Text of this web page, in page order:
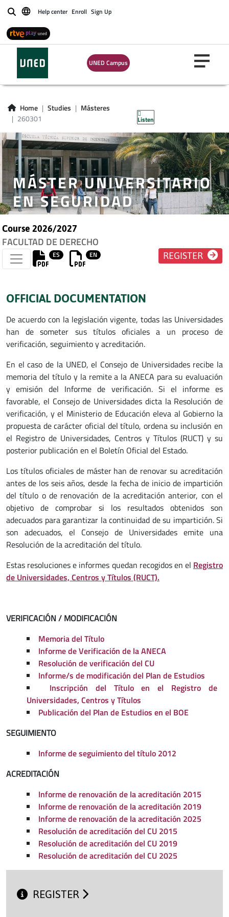
BuscarHelp center Enroll Sign Up
UNED Campus
Home Studies
Másteres
260301
Listen
MÁSTER UNIVERSITARIO
EN SEGURIDAD
Course 2026/2027
FACULTAD DE DERECHO
ES EN REGISTER
OFFICIAL DOCUMENTATION
De acuerdo con la legislación vigente, todas las Universidades
han de someter sus títulos oficiales a un proceso de
verificación, seguimiento y acreditación.
En el caso de la UNED, el Consejo de Universidades recibe la
memoria del título y la remite a la ANECA para su evaluación
y emisión del Informe de verificación. Si el informe es
favorable, el Consejo de Universidades dicta la Resolución de
verificación, y el Ministerio de Educación eleva al Gobierno la
propuesta de carácter oficial del título, ordena su inclusión en
el Registro de Universidades, Centros y Títulos (RUCT) y su
posterior publicación en el Boletín Oficial del Estado.
Los títulos oficiales de máster han de renovar su acreditación
antes de los seis años, desde la fecha de inicio de impartición
del título o de renovación de la acreditación anterior, con el
objetivo de comprobar si los resultados obtenidos son
adecuados para garantizar la continuidad de su impartición. Si
son adecuados, el Consejo de Universidades emite una
Resolución de la acreditación del título.
Estas resoluciones e informes quedan recogidos en el Registro
de Universidades, Centros y Títulos (RUCT).
VERIFICACIÓN / MODIFICACIÓN
Memoria del Título
Informe de Verificación de la ANECA
Resolución de verificación del CU
Informe/s de modificación del Plan de Estudios
Inscripción del Título en el Registro de
Universidades, Centros y Títulos
Publicación del Plan de Estudios en el BOE
SEGUIMIENTO
Informe de seguimiento del título 2012
ACREDITACIÓN
Informe de renovación de la acreditación 2015
Informe de renovación de la acreditación 2019
Informe de renovación de la acreditación 2025
Resolución de acreditación del CU 2015
Resolución de acreditación del CU 2019
Resolución de acreditación del CU 2025
REGISTER